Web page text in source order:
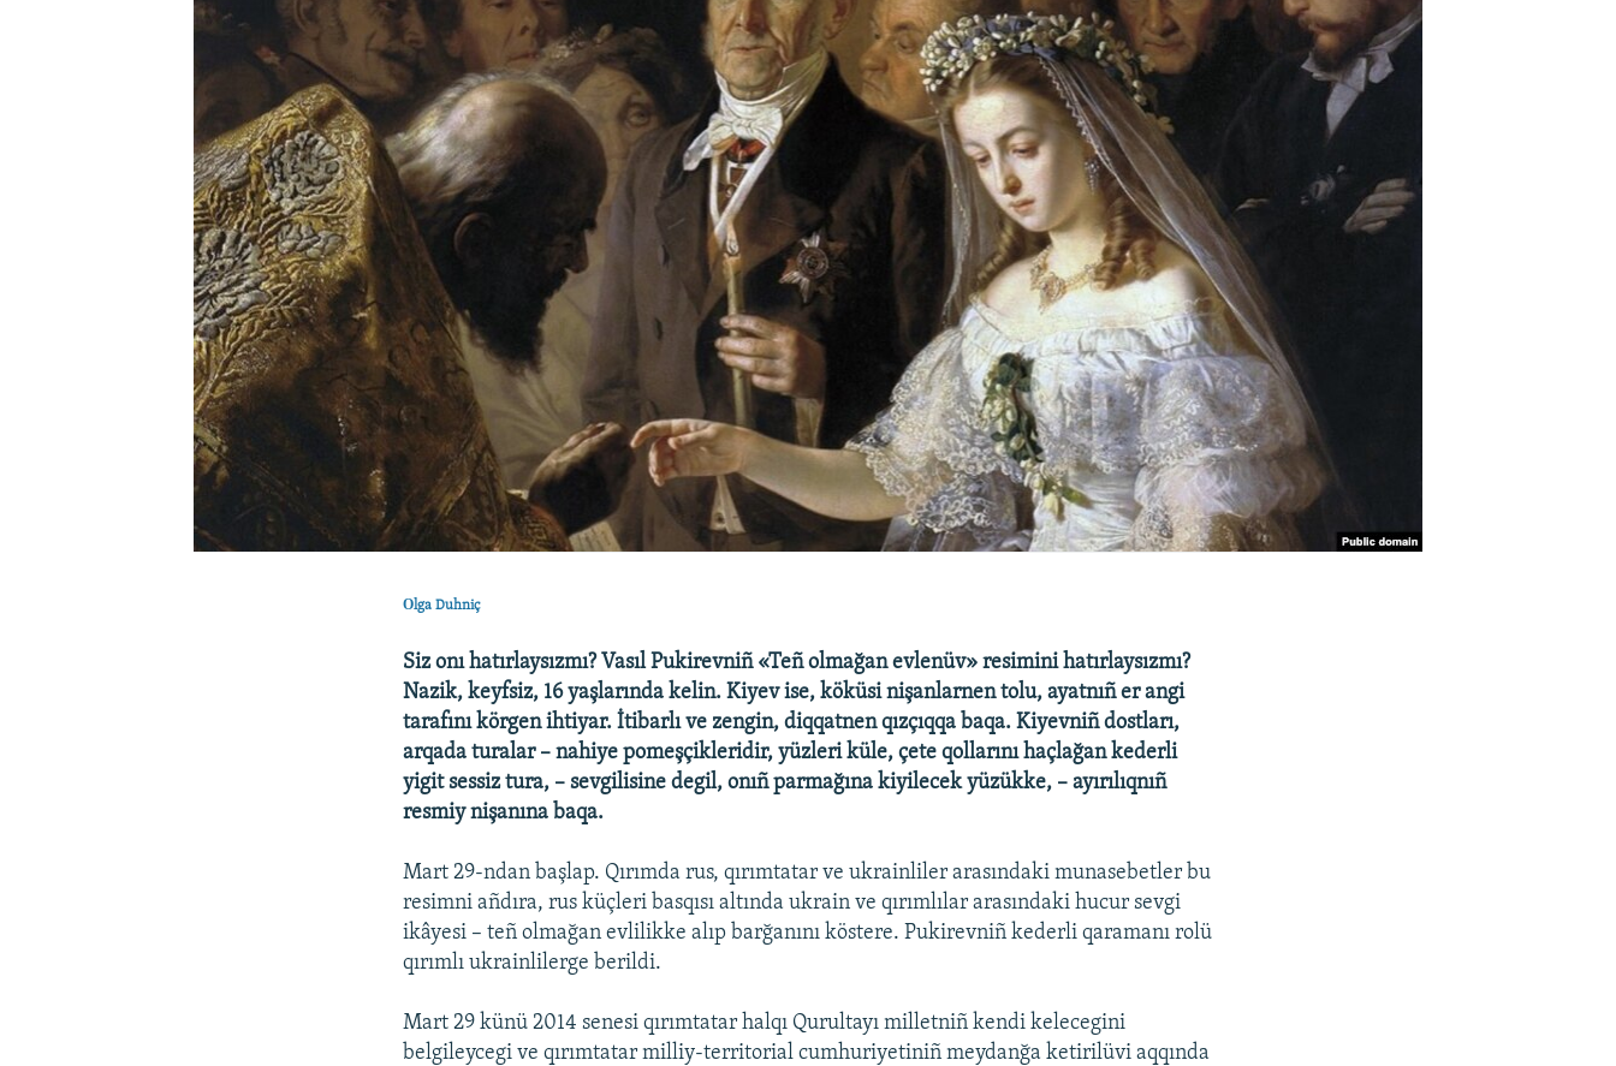
Оlga Duhniç
Siz onı hatırlaysızmı? Vasıl Pukirevniñ «Teñ olmağan evlenüv» resimini hatırlaysızmı?
Nazik, keyfsiz, 16 yaşlarında kelin. Kiyev ise, köküsi nişanlarnen tolu, ayatnıñ er angi
tarafını körgen ihtiyar. İtibarlı ve zengin, diqqatnen qızçıqqa baqa. Kiyevniñ dostları,
arqada turalar – nahiye pomeşçikleridir, yüzleri küle, çete qollarını haçlağan kederli
yigit sessiz tura, – sevgilisine degil, onıñ parmağına kiyilecek yüzükke, – ayırılıqnıñ
resmiy nişanına baqa.
Mart 29-ndan başlap. Qırımda rus, qırımtatar ve ukrainliler arasındaki munasebetler bu
resimni añdıra, rus küçleri basqısı altında ukrain ve qırımlılar arasındaki hucur sevgi
ikâyesi – teñ olmağan evlilikke alıp barğanını köstere. Pukirevniñ kederli qaramanı rolü
qırımlı ukrainlilerge berildi.
Mart 29 künü 2014 senesi qırımtatar halqı Qurultayı milletniñ kendi kelecegini
belgileycegi ve qırımtatar milliy-territorial cumhuriyetiniñ meydanğa ketirilüvi aqqında